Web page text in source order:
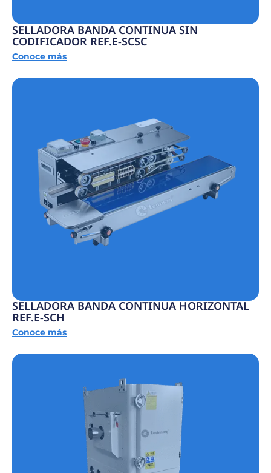
SELLADORA BANDA CONTINUA SIN
CODIFICADOR REF.E-SCSC
Conoce más
SELLADORA BANDA CONTINUA HORIZONTAL
REF.E-SCH
Conoce más